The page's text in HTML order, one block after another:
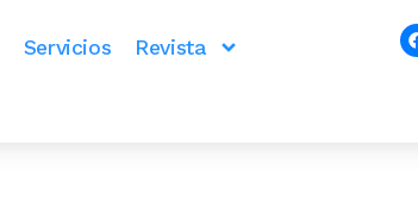
Servicios
Revista